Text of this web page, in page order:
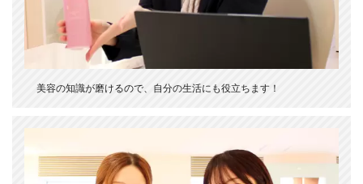
美容の知識が磨けるので、自分の生活にも役立ちます！